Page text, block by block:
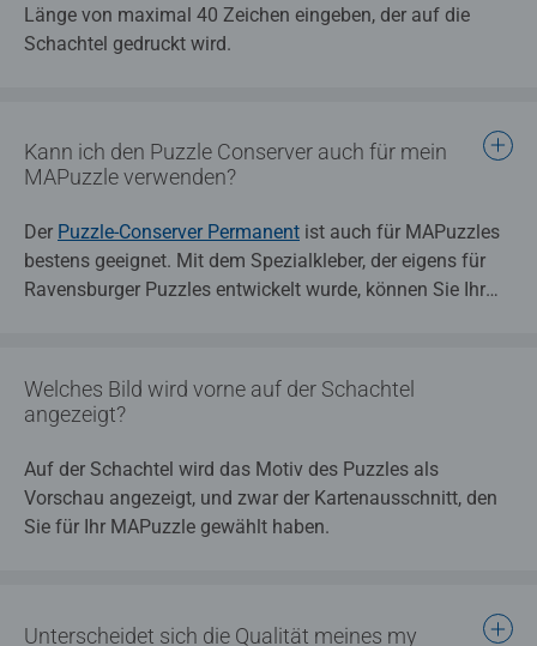
Länge von maximal 40 Zeichen eingeben, der auf die
Schachtel gedruckt wird.
Kann ich den Puzzle Conserver auch für mein
MAPuzzle verwenden?
Der Puzzle-Conserver Permanent ist auch für MAPuzzles
bestens geeignet. Mit dem Spezialkleber, der eigens für
Ravensburger Puzzles entwickelt wurde, können Sie Ihr
Permanent die Oberfläche Ihres MAPuzzles, sodass Ihre
Karte als Puzzle dauerhaft optimal zur Geltung kommt.
Welches Bild wird vorne auf der Schachtel
angezeigt?
Auf der Schachtel wird das Motiv des Puzzles als
Vorschau angezeigt, und zwar der Kartenausschnitt, den
Sie für Ihr MAPuzzle gewählt haben.
Unterscheidet sich die Qualität meines my